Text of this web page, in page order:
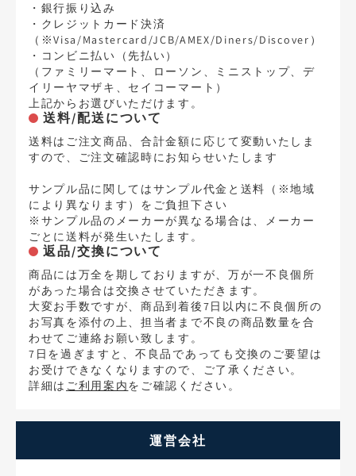
・銀行振り込み
・クレジットカード決済
（※Visa/Mastercard/JCB/AMEX/Diners/Discover）
・コンビニ払い（先払い）
（ファミリーマート、ローソン、ミニストップ、デ
イリーヤマザキ、セイコーマート）
上記からお選びいただけます。
送料/配送について
送料はご注文商品、合計金額に応じて変動いたしま
すので、ご注文確認時にお知らせいたします
サンプル品に関してはサンプル代金と送料（※地域
により異なります）をご負担下さい
※サンプル品のメーカーが異なる場合は、メーカー
ごとに送料が発生いたします。
返品/交換について
商品には万全を期しておりますが、万が一不良個所
があった場合は交換させていただきます。
大変お手数ですが、商品到着後7日以内に不良個所の
お写真を添付の上、担当者まで不良の商品数量を合
わせてご連絡お願い致します。
7日を過ぎますと、不良品であっても交換のご要望は
お受けできなくなりますので、ご了承ください。
詳細は ご利用案内をご確認ください。
運営会社